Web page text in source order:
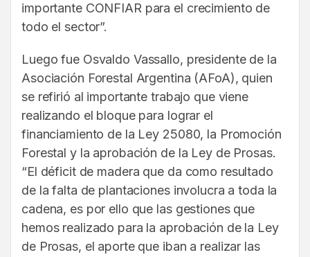
importante CONFIAR para el crecimiento de
todo el sector”.
Luego fue Osvaldo Vassallo, presidente de la
Asociación Forestal Argentina (AFoA), quien
se refirió al importante trabajo que viene
realizando el bloque para lograr el
financiamiento de la Ley 25080, la Promoción
Forestal y la aprobación de la Ley de Prosas.
“El déficit de madera que da como resultado
de la falta de plantaciones involucra a toda la
cadena, es por ello que las gestiones que
hemos realizado para la aprobación de la Ley
de Prosas, el aporte que iban a realizar las